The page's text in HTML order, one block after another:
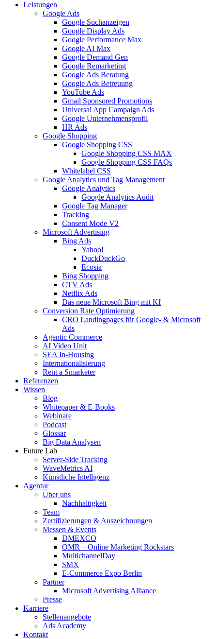
Leistungen
Google Ads
Google Suchanzeigen
Google Display Ads
Google Performance Max
Google AI Max
Google Demand Gen
Google Remarketing
Google Ads Beratung
Google Ads Betreuung
YouTube Ads
Gmail Sponsored Promotions
Universal App Campaign Ads
Google Unternehmensprofil
HR Ads
Google Shopping
Google Shopping CSS
Google Shopping CSS MAX
Google Shopping CSS FAQs
Whitelabel CSS
Google Analytics und Tag Management
Google Analytics
Google Analytics Audit
Google Tag Manager
Tracking
Consent Mode V2
Microsoft Advertising
Bing Ads
Yahoo!
DuckDuckGo
Ecosia
Bing Shopping
CTV Ads
Netflix Ads
Das neue Microsoft Bing mit KI
Conversion Rate Optimierung
CRO Landingpages für Google- & Microsoft
Ads
Agentic Commerce
AI Video Unit
SEA In-Housing
Internationalisierung
Rent a Smarketer
Referenzen
Wissen
Blog
Whitepaper & E-Books
Webinare
Podcast
Glossar
Big Data Analysen
Future Lab
Server-Side Tracking
WaveMetrics AI
Künstliche Intelligenz
Agentur
Über uns
Nachhaltigkeit
Team
Zertifizierungen & Auszeichnungen
Messen & Events
DMEXCO
OMR – Online Marketing Rockstars
MultichannelDay
SMX
E-Commerce Expo Berlin
Partner
Microsoft Advertising Alliance
Presse
Karriere
Stellenangebote
Ads Academy
Kontakt